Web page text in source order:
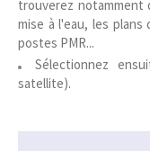
trouverez notamment
mise à l'eau, les
postes PMR...
Sélectionnez
satellite).